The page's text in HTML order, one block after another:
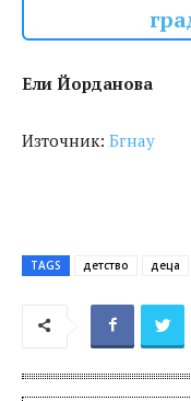
Ели Йорданова
Източник: Бгнау
TAGS детство деца